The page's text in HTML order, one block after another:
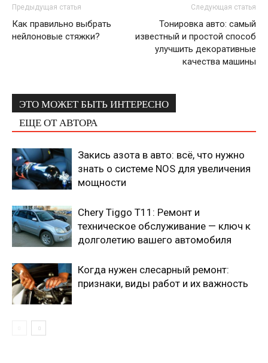
Предыдущая статья
Как правильно выбрать
нейлоновые стяжки?
Следующая статья
Тонировка авто: самый
известный и простой способ
улучшить декоративные
качества машины
ЭТО МОЖЕТ БЫТЬ ИНТЕРЕСНО
ЕЩЕ ОТ АВТОРА
Закись азота в авто: всё, что нужно
знать о системе NOS для увеличения
мощности
Chery Tiggo T11: Ремонт и
техническое обслуживание — ключ к
долголетию вашего автомобиля
Когда нужен слесарный ремонт:
признаки, виды работ и их важность